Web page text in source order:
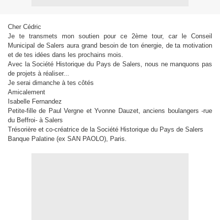
Cher Cédric
Je te transmets mon soutien pour ce 2ème tour, car le Conseil
Municipal de Salers aura grand besoin de ton énergie, de ta motivation
et de tes idées dans les prochains mois.
Avec la Société Historique du Pays de Salers, nous ne manquons pas
de projets à réaliser...
Je serai dimanche à tes côtés
Amicalement
Isabelle Fernandez
Petite-fille de Paul Vergne et Yvonne Dauzet, anciens boulangers -rue
du Beffroi- à Salers
Trésorière et co-créatrice de la Société Historique du Pays de Salers
Banque Palatine (ex SAN PAOLO), Paris.